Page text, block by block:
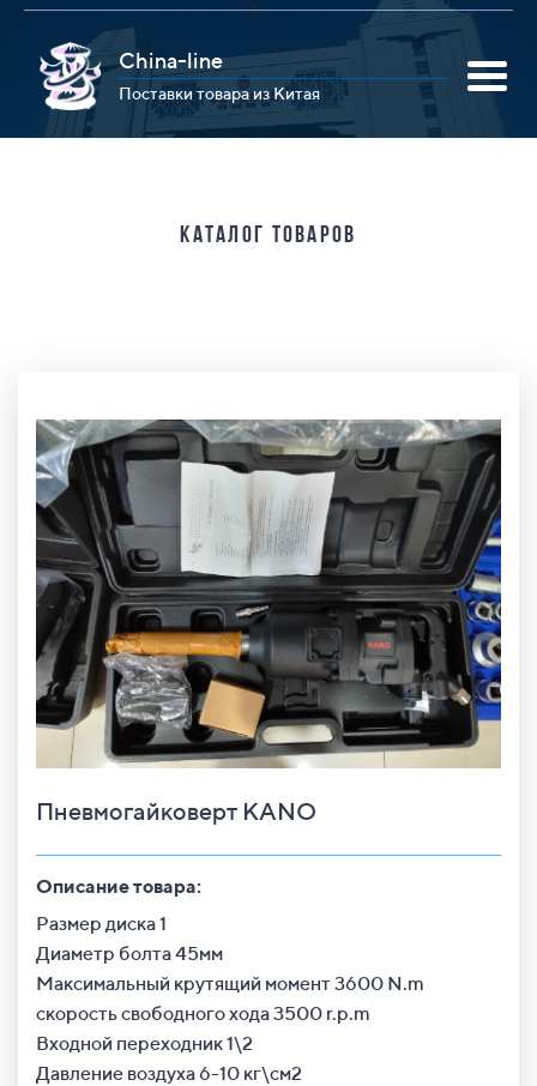
China-line
Поставки товара из Китая
Каталог товаров
Пневмогайковерт KANO
Описание товара:
Размер диска 1
Диаметр болта 45мм
Максимальный крутящий момент 3600 N.m
скорость свободного хода 3500 r.p.m
Входной переходник 1\2
Давление воздуха 6-10 кг\см2